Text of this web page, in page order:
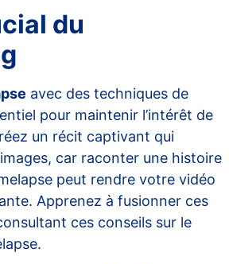
du
avec des techniques de
pour maintenir l’intérêt de
un récit captivant qui
car raconter une histoire
peut rendre votre vidéo
Apprenez à fusionner ces
ces conseils sur le
.